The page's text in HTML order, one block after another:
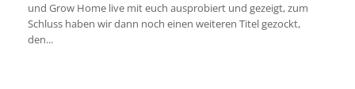
und Grow Home live mit euch ausprobiert und gezeigt, zum
Schluss haben wir dann noch einen weiteren Titel gezockt,
den...